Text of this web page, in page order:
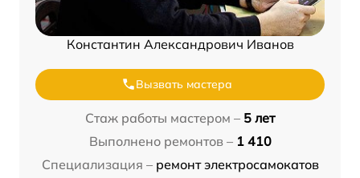
Константин Александрович Иванов
Вызвать мастера
Стаж работы мастером – 5 лет
Выполнено ремонтов – 1 410
Специализация – ремонт электросамокатов